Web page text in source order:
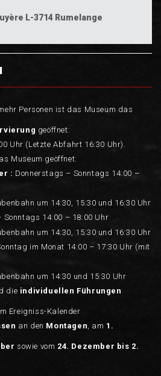
L-3714 Rumelange
Personen ist das Museum das
geöffnet:
Uhr (Letzte Abfahrt 16:30 Uhr).
Museum geöffnet:
: Donnerstags – Sonntags 14:00 –
um 14:30, 15:30 und 16:30 Uhr
Sonntags 14:00 – 18:00 Uhr
um 14:30, 15:30 und 16:30 Uhr
im Monat 14:00 – 17:30 Uhr (mit
um 14:30 und 15:30 Uhr
die individuellen Führungen
Ereigniss-Kalender
an den Montagen, am 1.
sowie vom 24. Dezember bis 2.